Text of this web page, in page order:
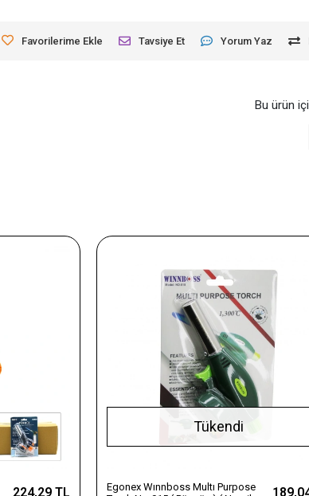
Favorilerime Ekle Tavsiye Et Yorum Yaz
Bu ürün
224,29 TL
Tükendi
Egonex Wınnboss Multı Purpose